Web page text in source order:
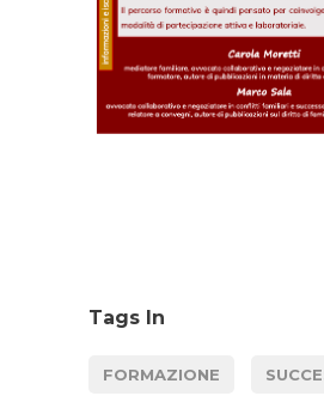
Tags In
FORMAZIONE